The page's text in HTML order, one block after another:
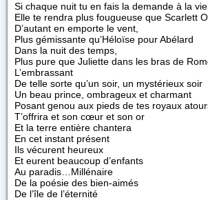
Si chaque nuit tu en fais la demande à la vie,
Elle te rendra plus fougueuse que Scarlett
D’autant en emporte le vent,
Plus gémissante qu’Héloïse pour Abélard
Dans la nuit des temps,
Plus pure que Juliette dans les bras de
L’embrassant
De telle sorte qu’un soir, un mystérieux soir
Un beau prince, ombrageux et charmant
Posant genou aux pieds de tes royaux
T’offrira et son cœur et son or
Et la terre entière chantera
En cet instant présent
Ils vécurent heureux
Et eurent beaucoup d’enfants
Au paradis…Millénaire
De la poésie des bien-aimés
De l’île de l’éternité